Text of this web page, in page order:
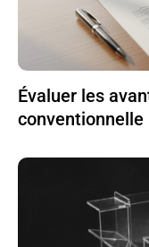
Évaluer les
conventionnelle